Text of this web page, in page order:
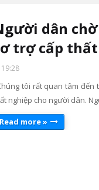
dân
trợ cấp
19:28
tôi rất quan tâm đến
nghiệp cho người dân.
Read more »